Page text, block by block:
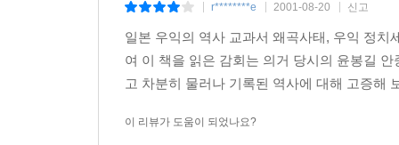
r********e 2001-08-20 신고
일본 우익의 역사 교과서 왜곡사태, 우익 정
여 이 책을 읽은 감회는 의거 당시의 윤봉길
고 차분히 물러나 기록된 역사에 대해 고증해
이 리뷰가 도움이 되었나요?